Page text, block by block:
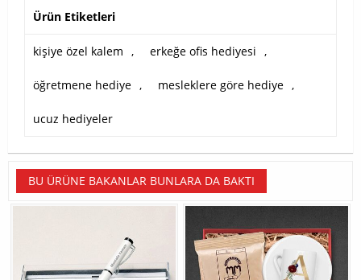
Ürün Etiketleri
kişiye özel kalem , erkeğe ofis hediyesi ,
öğretmene hediye , mesleklere göre hediye ,
ucuz hediyeler
BU ÜRÜNE BAKANLAR BUNLARA DA BAKTI